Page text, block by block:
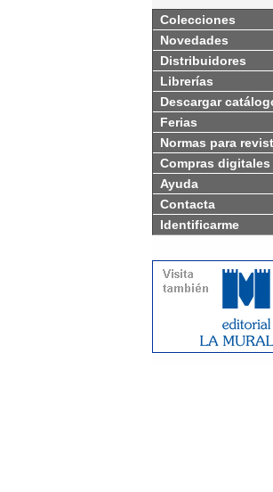
Colecciones
Novedades
Distribuidores
Librerías
Descargar
Ferias
Normas para
Compras digitales
Ayuda
Contacta
Identificarme